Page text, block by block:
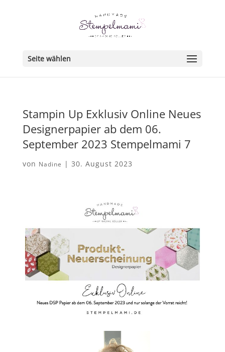
Seite wählen
Stampin Up Exklusiv Online Neues
Designerpapier ab dem 06.
September 2023 Stempelmami 7
von Nadine | 30. August 2023